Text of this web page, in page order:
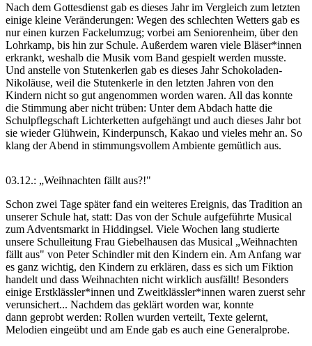
Nach dem Gottesdienst gab es dieses Jahr im Vergleich zum letzten
einige kleine Veränderungen: Wegen des schlechten Wetters gab es
nur einen kurzen Fackelumzug; vorbei am Seniorenheim, über den
Lohrkamp, bis hin zur Schule. Außerdem waren viele Bläser*innen
erkrankt, weshalb die Musik vom Band gespielt werden musste.
Und anstelle von Stutenkerlen gab es dieses Jahr Schokoladen-
Nikoläuse, weil die Stutenkerle in den letzten Jahren von den
Kindern nicht so gut angenommen worden waren. All das konnte
die Stimmung aber nicht trüben: Unter dem Abdach hatte die
Schulpflegschaft Lichterketten aufgehängt und auch dieses Jahr bot
sie wieder Glühwein, Kinderpunsch, Kakao und vieles mehr an. So
klang der Abend in stimmungsvollem Ambiente gemütlich aus.
03.12.: „Weihnachten fällt aus?!"
Schon zwei Tage später fand ein weiteres Ereignis, das Tradition an
unserer Schule hat, statt: Das von der Schule aufgeführte Musical
zum Adventsmarkt in Hiddingsel. Viele Wochen lang studierte
unsere Schulleitung Frau Giebelhausen das Musical „Weihnachten
fällt aus" von Peter Schindler mit den Kindern ein. Am Anfang war
es ganz wichtig, den Kindern zu erklären, dass es sich um Fiktion
handelt und dass Weihnachten nicht wirklich ausfällt! Besonders
einige Erstklässler*innen und Zweitklässler*innen waren zuerst sehr
verunsichert... Nachdem das geklärt worden war, konnte
dann geprobt werden: Rollen wurden verteilt, Texte gelernt,
Melodien eingeübt und am Ende gab es auch eine Generalprobe.